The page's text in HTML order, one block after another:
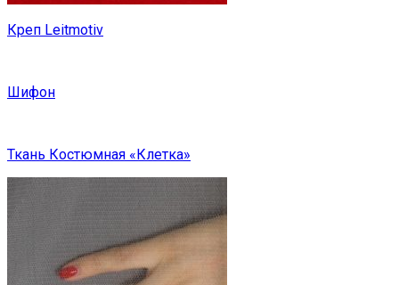
Креп Leitmotiv
Шифон
Ткань Костюмная «Клетка»